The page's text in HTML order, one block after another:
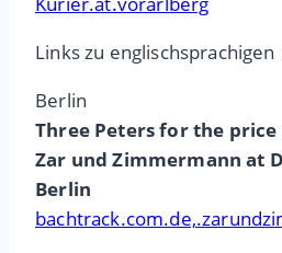
Links zu
Berlin
Three Peters for the price
Zar und Zimmermann at
Berlin